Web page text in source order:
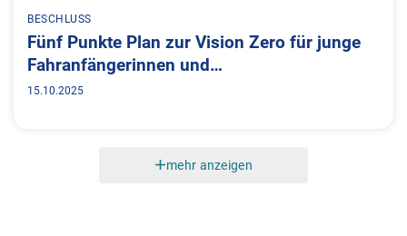
BESCHLUSS
Fünf Punkte Plan zur Vision Zero für junge
Fahranfängerinnen und…
15.10.2025
mehr anzeigen